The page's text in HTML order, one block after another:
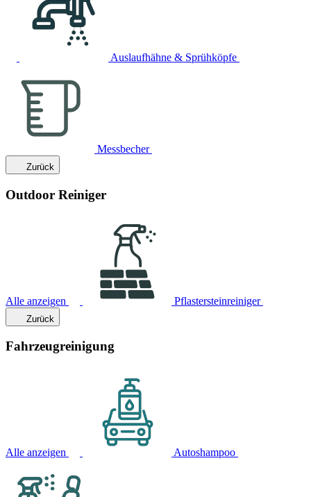
Auslaufhähne & Sprühköpfe
Messbecher
Zurück
Outdoor Reiniger
Alle anzeigen Pflastersteinreiniger
Zurück
Fahrzeugreinigung
Alle anzeigen Autoshampoo